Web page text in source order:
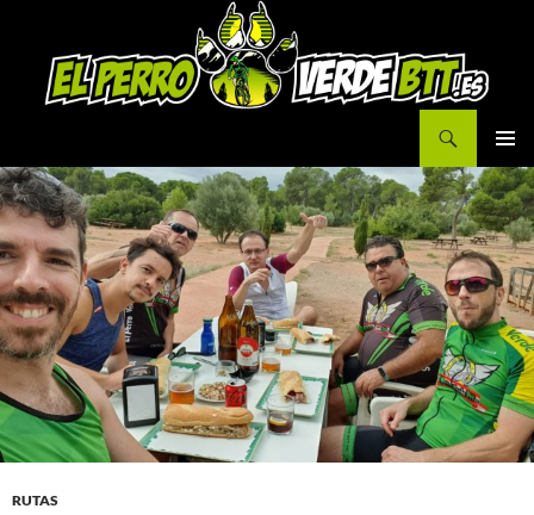
MENÚ
AL
CONTENIDO
RUTAS